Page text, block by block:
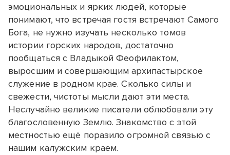
эмоциональных и ярких людей, которые
понимают, что встречая гостя встречают Самого
Бога, не нужно изучать несколько томов
истории горских народов, достаточно
пообщаться с Владыкой Феофилактом,
выросшим и совершающим архипастырское
служение в родном крае. Сколько силы и
свежести, чистоты мысли дают эти места.
Неслучайно великие писатели облюбовали эту
благословенную Землю. Знакомство с этой
местностью ещё поразило огромной связью с
нашим калужским краем.